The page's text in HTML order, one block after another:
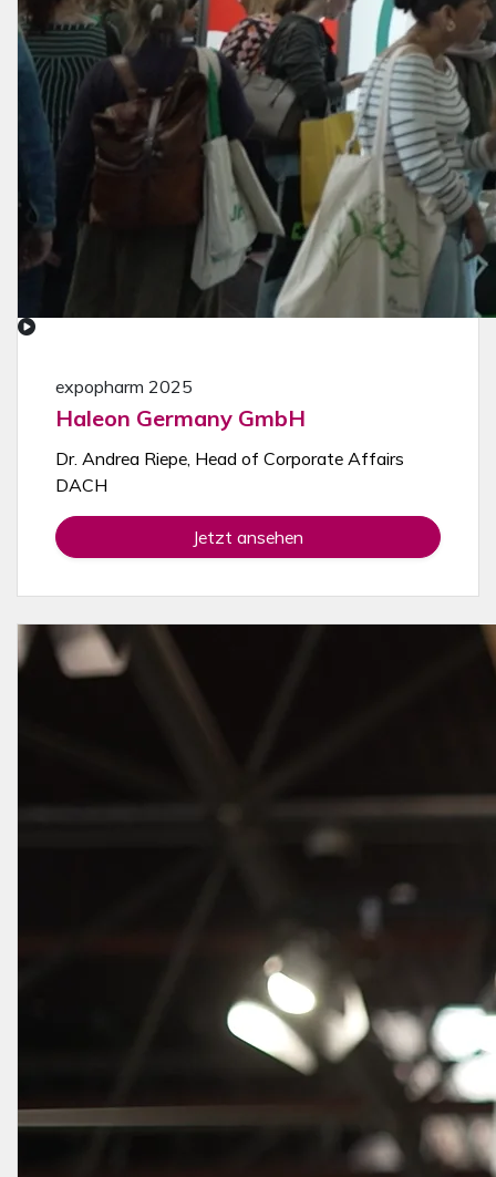
expopharm 2025
Haleon Germany GmbH
Dr. Andrea Riepe, Head of Corporate Affairs
DACH
Jetzt ansehen